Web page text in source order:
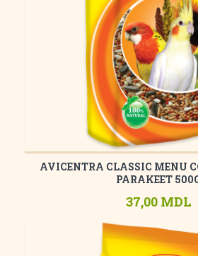
AVICENTRA CLASSIC MENU
PARAKEET
37,00 MDL